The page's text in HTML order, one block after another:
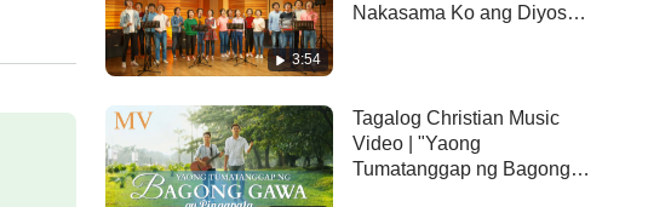
3:54
Nakasama Ko ang Diyos
Tagalog Christian Music
Video | "Yaong
Tumatanggap ng Bagong